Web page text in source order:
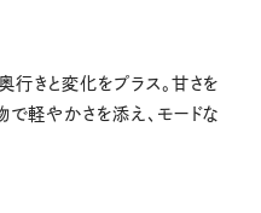
行きと変化をプラス。甘さを
で軽やかさを添え、モードな